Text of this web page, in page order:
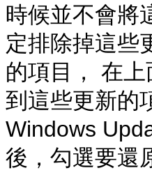
時候並不會將
定排除掉這些
的項目， 在
到這些更新的
Windows
後，勾選要還